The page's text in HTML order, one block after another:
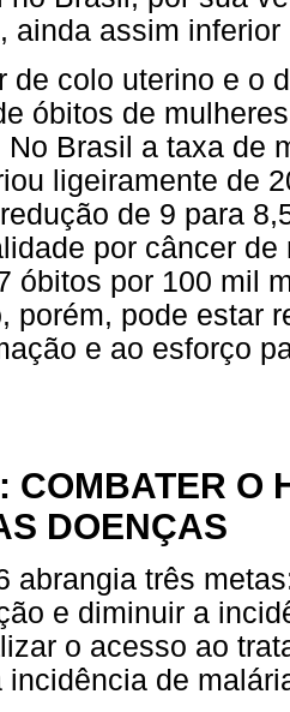
ainda assim
de colo uterino e o
óbitos de
No Brasil a taxa de
ligeiramente de
de 9 para
por câncer
óbitos por 100 mil
porém, pode estar
e ao esforço
COMBATER O
DOENÇAS
abrangia três
e diminuir a
o acesso ao
incidência de